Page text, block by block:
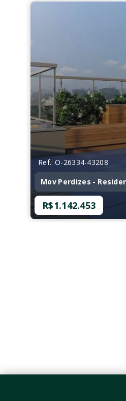
Ref.: O-26334-43208
Mov Perdizes -
R$1.142.453